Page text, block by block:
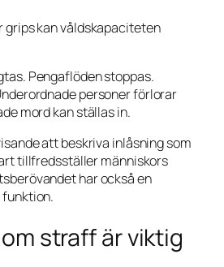
grips kan våldskapaciteten
Pengaflöden stoppas.
personer förlorar
mord kan ställas in.
att beskriva inlåsning som
tillfredsställer människors
har också en
straff är viktig